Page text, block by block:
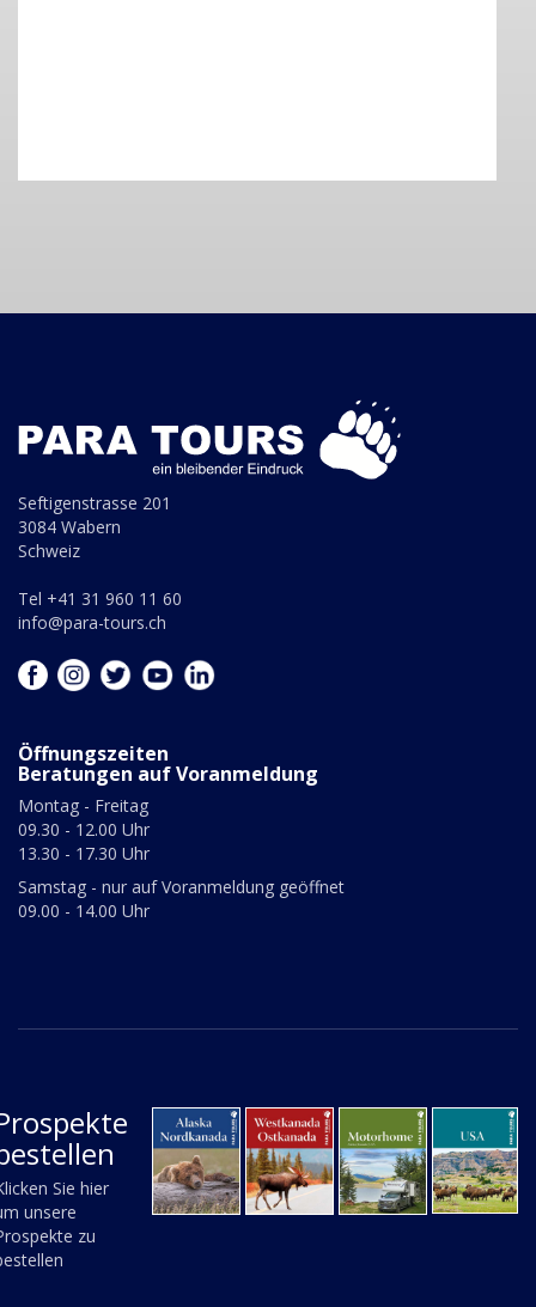
Seftigenstrasse 201
3084 Wabern
Schweiz
Tel +41 31 960 11 60
info@para-tours.ch
Öffnungszeiten
Beratungen auf Voranmeldung
Montag - Freitag
09.30 - 12.00 Uhr
13.30 - 17.30 Uhr
Samstag - nur auf Voranmeldung geöffnet
09.00 - 14.00 Uhr
Sie hier
unsere
zu